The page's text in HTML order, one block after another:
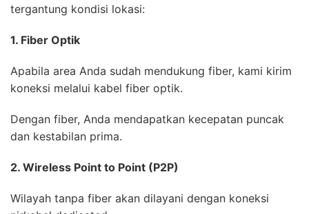
tergantung kondisi lokasi:
1. Fiber Optik
Apabila area Anda sudah mendukung fiber, kami kirim
koneksi melalui kabel fiber optik.
Dengan fiber, Anda mendapatkan kecepatan puncak
dan kestabilan prima.
2. Wireless Point to Point (P2P)
Wilayah tanpa fiber akan dilayani dengan koneksi